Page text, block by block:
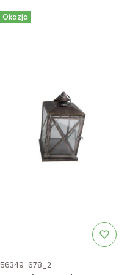
Okazja
Kod produktu
56349-678_2